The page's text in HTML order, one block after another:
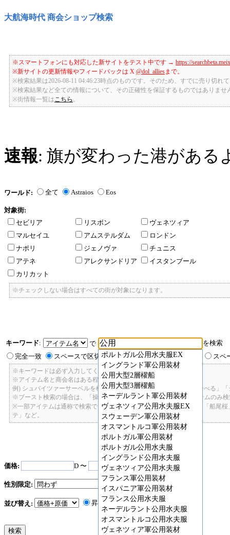
大航海時代 商会ショップ検索
※スマートフォンにも対応した新サイトをテスト中です → https://
※新サイトの更新情報やフィードバックは X @dol_alliesまで。
※検索結果は2026-08-11 04:46:23時点のものです。そのため、すでに売り切れ
※検索結果など全ての情報について、その正確性を保証するものではありませ
※街情報一覧は こちら
速報: 旗が変わった港がある
ワールド: 全て Astraios Eos
対象街:
セビリア
リスボン
ヴェネツィア
マルセイユ
アムステルダム
ロンドン
ナポリ
ジェノヴァ
チュニス
アテネ
アレクサンドリア
イスタンブール
カリカット
※チェックしない場合はすべての街が対象になります。
キーワード:
で
ポルトガル公用水夫服EX
イングランド軍公用装材
公用大型2層櫂船
公用大型3層櫂船
ネーデルラント軍公用装材
ヴェネツィア公用水夫服EX
スウェーデン軍公用装材
オスマントルコ軍公用装材
ポルトガル軍公用装材
ポルトガル公用水夫服
イングランド公用水夫服
ヴェネツィア公用水夫服
フランス軍公用装材
イスパニア軍公用装材
フランス公用水夫服
ネーデルラント公用水夫服
オスマントルコ公用水夫服
ヴェネツィア軍公用装材
を検索
完全一致
スペースで区切ったキーワードのいずれかを含む スペ
※キーワードは必ず入力してください。
※アイテム名と商会名はある程度曖昧に検索できます。
例) シュバイツァーサーベルを検索したい場合: 「しゅばいつあーさーべる」
※ブースト検索の場合は、「操舵+2」で検索すると、操舵+2のアイテムのみ
※一部アイテムは通称で検索できます。「カテ1」「C1」「ロット1」「船尾
テ」など。
価格: D 〜 D
性別限定:
並び替え: 昇順 降順